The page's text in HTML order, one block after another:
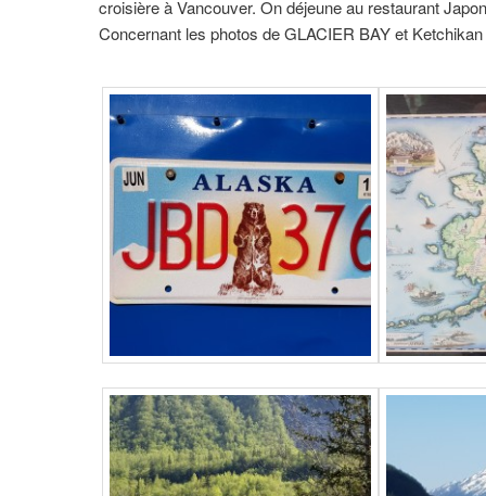
croisière à Vancouver. On déjeune au restaurant
Concernant les photos de GLACIER BAY et